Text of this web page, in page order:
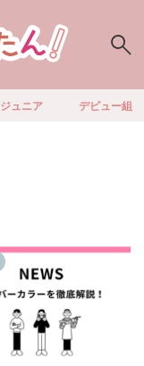
ジュニア デビュー組